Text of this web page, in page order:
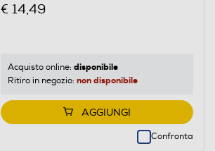
€ 14,49
Acquisto online: disponibile
Ritiro in negozio: non disponibile
AGGIUNGI
Confronta